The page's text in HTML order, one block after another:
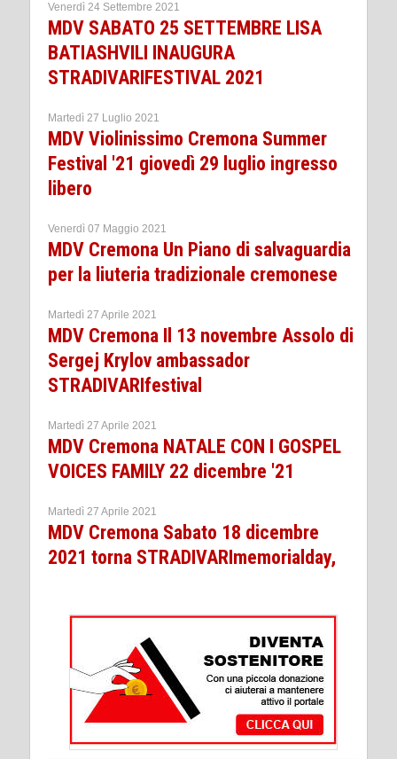
Venerdì 24 Settembre 2021
MDV SABATO 25 SETTEMBRE LISA
BATIASHVILI INAUGURA
STRADIVARIFESTIVAL 2021
Martedì 27 Luglio 2021
MDV Violinissimo Cremona Summer
Festival '21 giovedì 29 luglio ingresso
libero
Venerdì 07 Maggio 2021
MDV Cremona Un Piano di salvaguardia
per la liuteria tradizionale cremonese
Martedì 27 Aprile 2021
MDV Cremona Il 13 novembre Assolo di
Sergej Krylov ambassador
STRADIVARIfestival
Martedì 27 Aprile 2021
MDV Cremona NATALE CON I GOSPEL
VOICES FAMILY 22 dicembre '21
Martedì 27 Aprile 2021
MDV Cremona Sabato 18 dicembre
2021 torna STRADIVARImemorialday,